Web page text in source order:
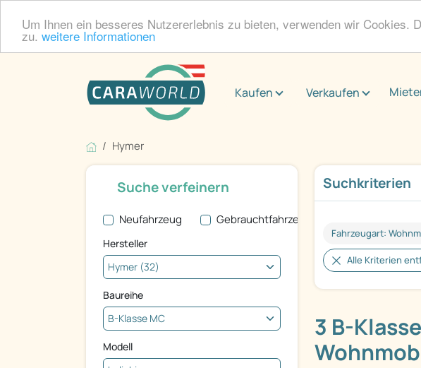
Um Ihnen ein besseres Nutzererlebnis zu bieten, verwenden wir
zu. weitere Informationen
Kaufen Verkaufen
Hymer
Suchkriterien
Fahrzeugart:
Alle Kriterien
3 B-
Suche verfeinern
Neufahrzeug Gebrauchtfahrzeug
Hersteller
Baureihe
Modell